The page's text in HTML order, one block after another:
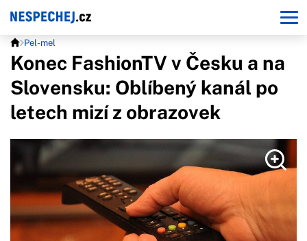
Pel-mel
Konec FashionTV v Česku a na
Slovensku: Oblíbený kanál po
letech mizí z obrazovek